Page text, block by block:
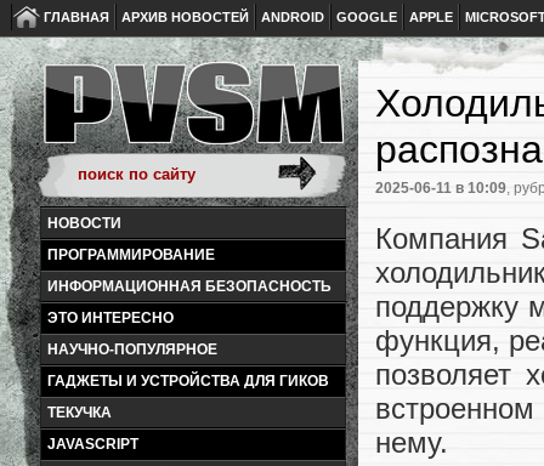
ГЛАВНАЯ АРХИВ НОВОСТЕЙ ANDROID GOOGLE APPLE
НОВОСТИ
ПРОГРАММИРОВАНИЕ
ИНФОРМАЦИОННАЯ БЕЗОПАСНОСТЬ
ЭТО ИНТЕРЕСНО
НАУЧНО-ПОПУЛЯРНОЕ
ГАДЖЕТЫ И УСТРОЙСТВА ДЛЯ ГИКОВ
ТЕКУЧКА
JAVASCRIPT
2025-06-11 в 10:09,
Компания
поддержку
функция,
позволяет
нему.